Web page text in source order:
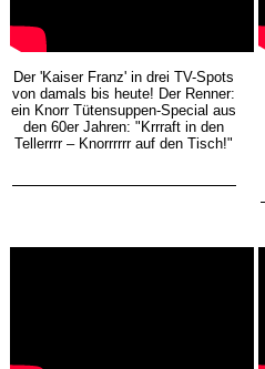
Der 'Kaiser Franz' in drei TV-Spots
von damals bis heute! Der Renner:
ein Knorr Tütensuppen-Special aus
den 60er Jahren: "Krrraft in den
Tellerrrr – Knorrrrrr auf den Tisch!"